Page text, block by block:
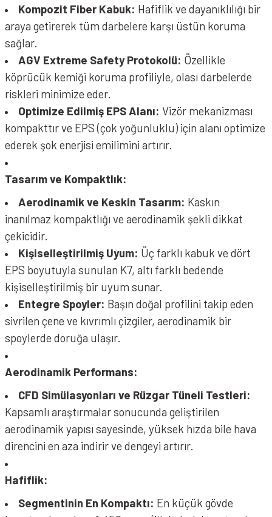
Kompozit Fiber Kabuk: Hafiflik ve dayanıklılığı bir
araya getirerek tüm darbelere karşı üstün koruma
sağlar.
AGV Extreme Safety Protokolü: Özellikle
köprücük kemiği koruma profiliyle, olası darbelerde
riskleri minimize eder.
Optimize Edilmiş EPS Alanı: Vizör mekanizması
kompakttır ve EPS (çok yoğunluklu) için alanı optimize
ederek şok enerjisi emilimini artırır.
Tasarım ve Kompaktlık:
Aerodinamik ve Keskin Tasarım: Kaskın
inanılmaz kompaktlığı ve aerodinamik şekli dikkat
çekicidir.
Kişiselleştirilmiş Uyum: Üç farklı kabuk ve dört
EPS boyutuyla sunulan K7, altı farklı bedende
kişiselleştirilmiş bir uyum sunar.
Entegre Spoyler: Başın doğal profilini takip eden
sivrilen çene ve kıvrımlı çizgiler, aerodinamik bir
spoylerde doruğa ulaşır.
Aerodinamik Performans:
CFD Simülasyonları ve Rüzgar Tüneli Testleri:
Kapsamlı araştırmalar sonucunda geliştirilen
aerodinamik yapısı sayesinde, yüksek hızda bile hava
direncini en aza indirir ve dengeyi artırır.
Hafiflik:
Segmentinin En Kompaktı: En küçük gövde